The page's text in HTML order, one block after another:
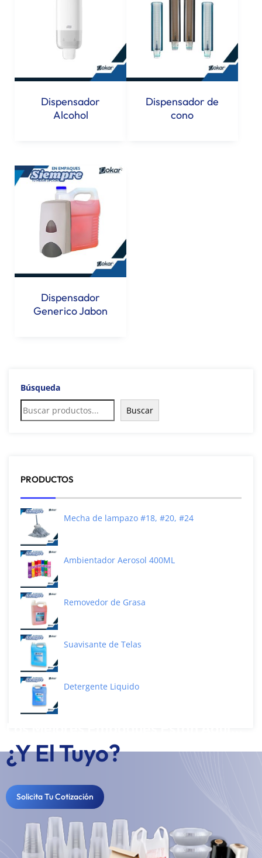
Dispensador
Alcohol
Dispensador de
cono
Dispensador
Generico Jabon
Búsqueda
Buscar
PRODUCTOS
Mecha de lampazo #18, #20, #24
Ambientador Aerosol 400ML
Removedor de Grasa
Suavisante de Telas
Detergente Liquido
¿Y El Tuyo?
Solicita Tu Cotización